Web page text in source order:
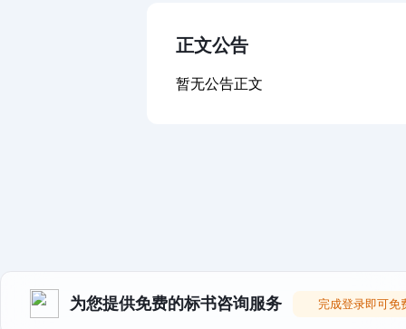
正文公告
暂无公告正文
为您提供免费的标书咨询服务 完成登录即可免